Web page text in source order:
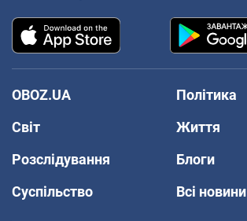
OBOZ.UA
Політика
Світ
Життя
Розслідування
Блоги
Суспільство
Всі новини